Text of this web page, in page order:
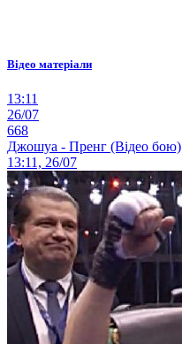
Відео матеріали
13:11
26/07
668
Джошуа - Пренг (Відео бою)
13:11, 26/07